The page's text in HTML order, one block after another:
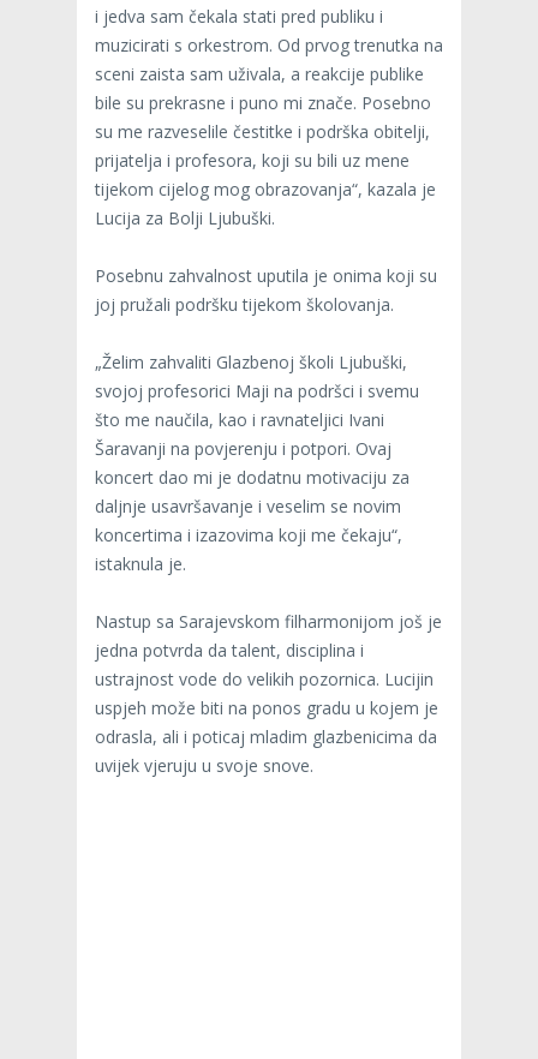
i jedva sam čekala stati pred publiku i
muzicirati s orkestrom. Od prvog trenutka na
sceni zaista sam uživala, a reakcije publike
bile su prekrasne i puno mi znače. Posebno
su me razveselile čestitke i podrška obitelji,
prijatelja i profesora, koji su bili uz mene
tijekom cijelog mog obrazovanja“, kazala je
Lucija za Bolji Ljubuški.
Posebnu zahvalnost uputila je onima koji su
joj pružali podršku tijekom školovanja.
„Želim zahvaliti Glazbenoj školi Ljubuški,
svojoj profesorici Maji na podršci i svemu
što me naučila, kao i ravnateljici Ivani
Šaravanji na povjerenju i potpori. Ovaj
koncert dao mi je dodatnu motivaciju za
daljnje usavršavanje i veselim se novim
koncertima i izazovima koji me čekaju“,
istaknula je.
Nastup sa Sarajevskom filharmonijom još je
jedna potvrda da talent, disciplina i
ustrajnost vode do velikih pozornica. Lucijin
uspjeh može biti na ponos gradu u kojem je
odrasla, ali i poticaj mladim glazbenicima da
uvijek vjeruju u svoje snove.